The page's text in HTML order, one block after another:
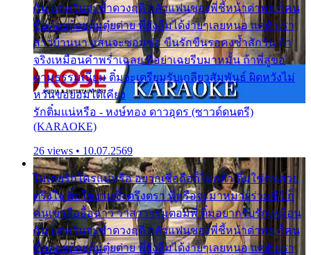
กัน แต่หวั่นจะช้ำดวงฤดี กลัวแฟนของพี่ชี้หน้าด่าทอ ก็คน
ชื่อต๋อยต้อยตุ้มตุ๋ยต่าย พี่ยังลืมได้ง่ายๆเลยหนอ แค่ตัวเรา
สาวบ้านนา แสนจะซอมซ่อ ขืนรักขืนรอคงช้ำสักวัน ถ้า
จริงเหมือนคำพร่ำเฉลย พี่อย่าเฉยรีบมาหมั้น ถ้าพี่สู่ขอ
ตามธรรมเนียม ติ๋มจะเตรียมรับเกลียวสัมพันธ์ ผิดหวังไม่
หวั่นขอยอมได้เคียง
รักติ๋มแน่หรือ - หงษ์ทอง ดาวอุดร (ซาวด์ดนตรี)
(KARAOKE)
26 views • 10.07.2569
ไม่เคยรักใครแน่หรือ อยากเชื่อถือก็ไม่กล้า ติ๋มใช่คนสวย
ตรึงใจ ติ๋มใช่งามซึ้งตรึงตรา พี่หรือจะมาหมายร่วมชีวี ก็
คนเขาลืออื้อฉาว ว่าสาวๆรุมตอมพี่ ติ๋มอยากรับรักเหมือน
กัน แต่หวั่นจะช้ำดวงฤดี กลัวแฟนของพี่ชี้หน้าด่าทอ ก็คน
ชื่อต๋อยต้อยตุ้มตุ๋ยต่าย พี่ยังลืมได้ง่ายๆเลยหนอ แค่ตัวเรา